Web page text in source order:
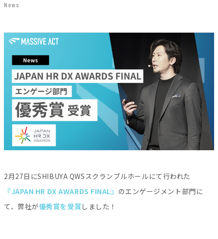
News
2月27日にSHIBUYA QWSスクランブルホールにて行われた
『JAPAN HR DX AWARDS FINAL』 のエンゲージメント部門に
て、弊社が優秀賞を受賞 しました！